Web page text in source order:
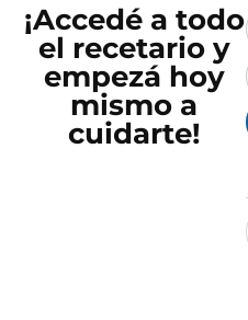
¡Accedé a todo
el recetario y
empezá hoy
mismo a
cuidarte!